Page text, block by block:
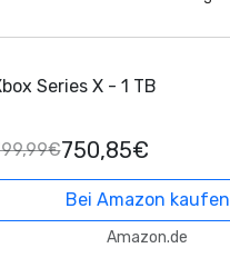
Series X - 1 TB
750,85€
Bei Amazon kaufen
Amazon.de